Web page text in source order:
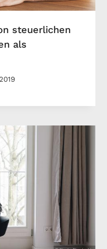
steuerlichen
als